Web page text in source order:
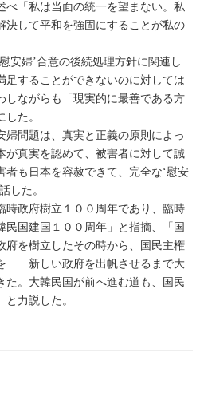
べ「私は当面の統一を望まない。私
決して平和を強固にすることが私の
安婦’合意の後続処理方針に関連し
足することができないのに対しては
しながらも「現実的に最善である方
た。
婦問題は、真実と正義の原則によっ
が真実を認めて、被害者に対して誠
も日本を容赦できて、完全な‘慰安
した。
時政府樹立１００周年であり、臨時
国建国１００周年」と指摘、「国
府を樹立したその時から、国民主権
新しい政府を出帆させるまで大
た。大韓民国が前へ進む道も、国民
力説した。